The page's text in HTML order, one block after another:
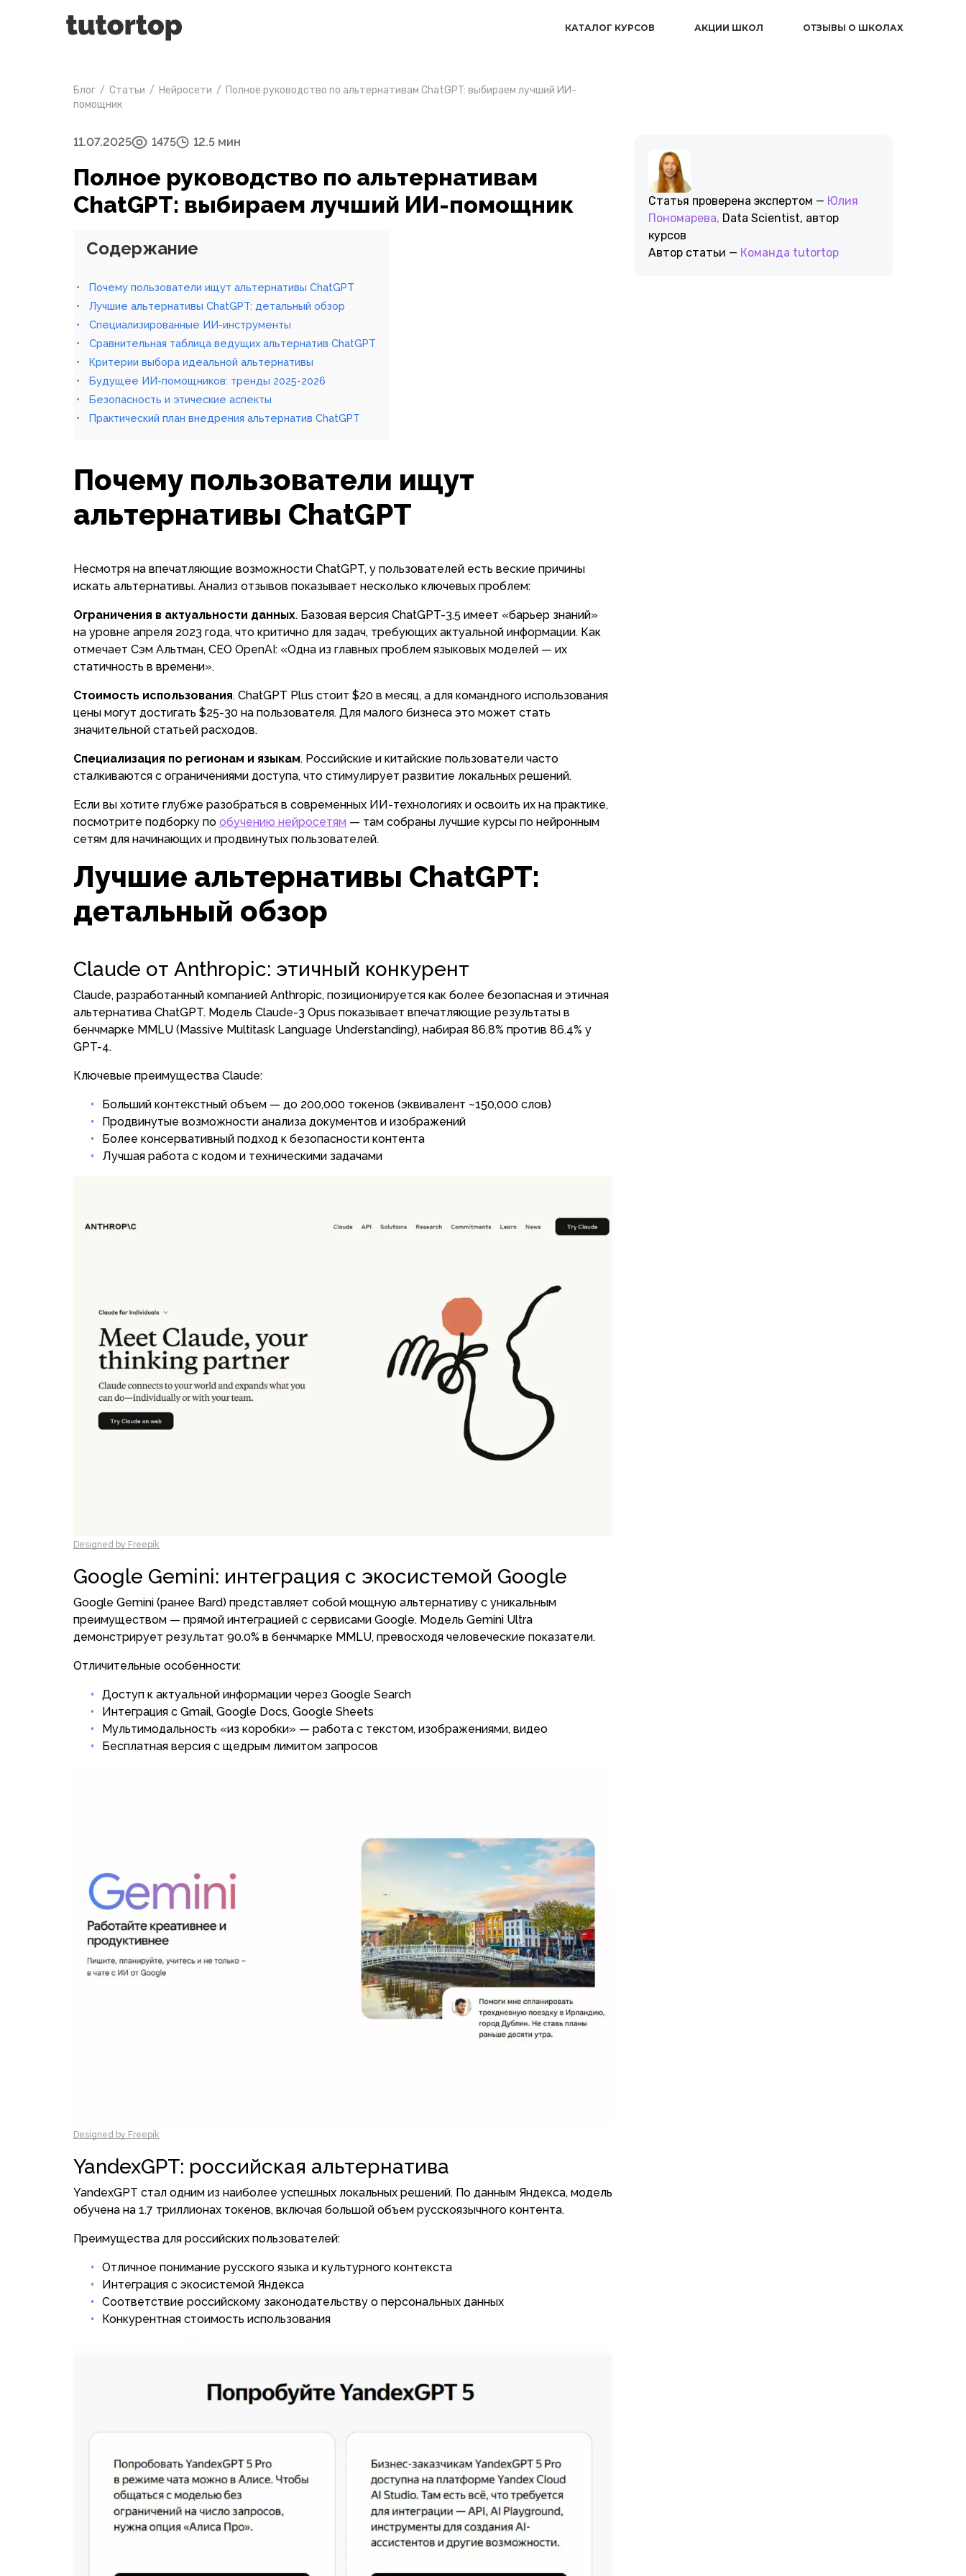
КАТАЛОГ КУРСОВ АКЦИИ ШКОЛ ОТЗЫВЫ О ШКОЛАХ
Блог / Статьи / Нейросети / Полное руководство по альтернативам ChatGPT: выбираем лучший ИИ-
помощник
11.07.2025 1475 12.5 мин
Полное руководство по альтернативам
ChatGPT: выбираем лучший ИИ-помощник
Содержание
Почему пользователи ищут альтернативы ChatGPT
Лучшие альтернативы ChatGPT: детальный обзор
Специализированные ИИ-инструменты
Сравнительная таблица ведущих альтернатив ChatGPT
Критерии выбора идеальной альтернативы
Будущее ИИ-помощников: тренды 2025-2026
Безопасность и этические аспекты
Практический план внедрения альтернатив ChatGPT
Почему пользователи ищут
альтернативы ChatGPT
Несмотря на впечатляющие возможности ChatGPT, у пользователей есть веские причины
искать альтернативы. Анализ отзывов показывает несколько ключевых проблем:
Ограничения в актуальности данных. Базовая версия ChatGPT-3.5 имеет «барьер знаний»
на уровне апреля 2023 года, что критично для задач, требующих актуальной информации. Как
отмечает Сэм Альтман, CEO OpenAI: «Одна из главных проблем языковых моделей — их
статичность в времени».
Стоимость использования. ChatGPT Plus стоит $20 в месяц, а для командного использования
цены могут достигать $25-30 на пользователя. Для малого бизнеса это может стать
значительной статьей расходов.
Специализация по регионам и языкам. Российские и китайские пользователи часто
сталкиваются с ограничениями доступа, что стимулирует развитие локальных решений.
Если вы хотите глубже разобраться в современных ИИ-технологиях и освоить их на практике,
посмотрите подборку по обучению нейросетям — там собраны лучшие курсы по нейронным
сетям для начинающих и продвинутых пользователей.
Лучшие альтернативы ChatGPT:
детальный обзор
Claude от Anthropic: этичный конкурент
Claude, разработанный компанией Anthropic, позиционируется как более безопасная и этичная
альтернатива ChatGPT. Модель Claude-3 Opus показывает впечатляющие результаты в
бенчмарке MMLU (Massive Multitask Language Understanding), набирая 86.8% против 86.4% у
GPT-4.
Ключевые преимущества Claude:
Больший контекстный объем — до 200,000 токенов (эквивалент ~150,000 слов)
Продвинутые возможности анализа документов и изображений
Более консервативный подход к безопасности контента
Лучшая работа с кодом и техническими задачами
Designed by Freepik
Google Gemini: интеграция с экосистемой Google
Google Gemini (ранее Bard) представляет собой мощную альтернативу с уникальным
преимуществом — прямой интеграцией с сервисами Google. Модель Gemini Ultra
демонстрирует результат 90.0% в бенчмарке MMLU, превосходя человеческие показатели.
Отличительные особенности:
Доступ к актуальной информации через Google Search
Интеграция с Gmail, Google Docs, Google Sheets
Мультимодальность «из коробки» — работа с текстом, изображениями, видео
Бесплатная версия с щедрым лимитом запросов
Designed by Freepik
YandexGPT: российская альтернатива
YandexGPT стал одним из наиболее успешных локальных решений. По данным Яндекса, модель
обучена на 1.7 триллионах токенов, включая большой объем русскоязычного контента.
Преимущества для российских пользователей:
Отличное понимание русского языка и культурного контекста
Интеграция с экосистемой Яндекса
Соответствие российскому законодательству о персональных данных
Конкурентная стоимость использования
Статья проверена экспертом — Юлия
Пономарева, Data Scientist, автор
курсов
Автор статьи — Команда tutortop